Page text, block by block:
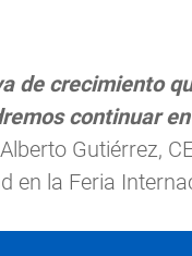
de crecimiento
continuar
Gutiérrez,
en la Feria